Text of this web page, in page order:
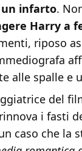
un infarto.
Harry a
riposo
alle spalle e
del
i fasti
caso che la